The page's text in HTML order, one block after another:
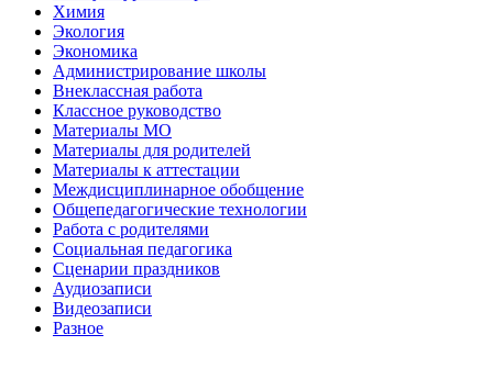
Химия
Экология
Экономика
Администрирование школы
Внеклассная работа
Классное руководство
Материалы МО
Материалы для родителей
Материалы к аттестации
Междисциплинарное обобщение
Общепедагогические технологии
Работа с родителями
Социальная педагогика
Сценарии праздников
Аудиозаписи
Видеозаписи
Разное